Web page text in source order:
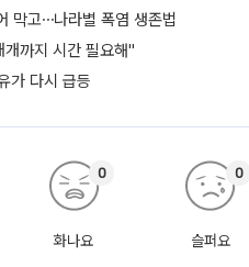
막고⋯나라별 폭염 생존법
까지 시간 필요해"
가 다시 급등
화나요
0
슬퍼요
0